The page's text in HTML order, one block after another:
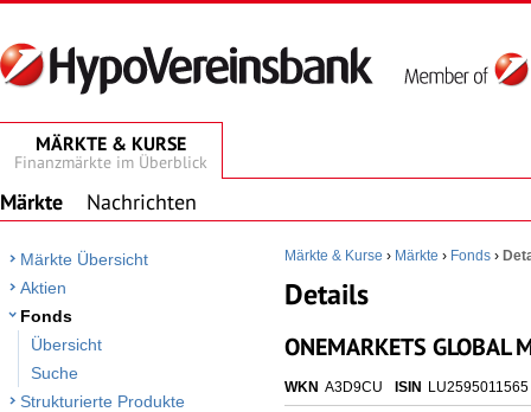
MÄRKTE & KURSE
Finanzmärkte im Überblick
Märkte Nachrichten
Märkte Übersicht
Aktien
Fonds
Übersicht
Suche
Strukturierte Produkte
Märkte & Kurse › Märkte › Fonds ›
Details
ONEMARKETS GLOBAL
WKN A3D9CU ISIN LU2595011565